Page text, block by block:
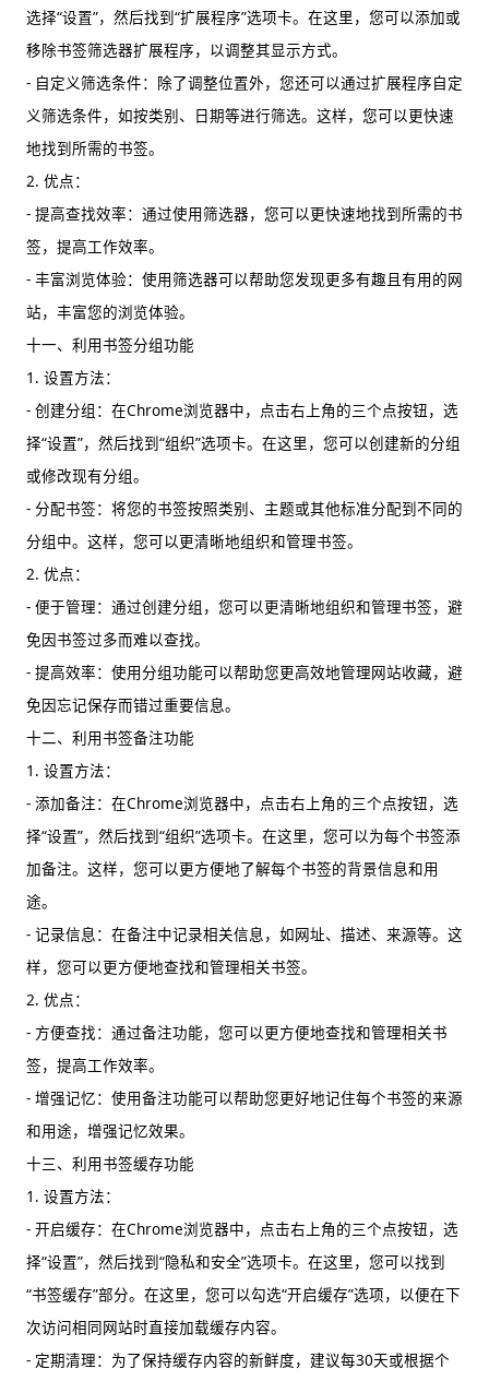
选择“设置”，然后找到“扩展程序”选项卡。在这里，您可以添加或
移除书签筛选器扩展程序，以调整其显示方式。
- 自定义筛选条件：除了调整位置外，您还可以通过扩展程序自定
义筛选条件，如按类别、日期等进行筛选。这样，您可以更快速
地找到所需的书签。
2. 优点：
- 提高查找效率：通过使用筛选器，您可以更快速地找到所需的书
签，提高工作效率。
- 丰富浏览体验：使用筛选器可以帮助您发现更多有趣且有用的网
站，丰富您的浏览体验。
十一、利用书签分组功能
1. 设置方法：
- 创建分组：在Chrome浏览器中，点击右上角的三个点按钮，选
择“设置”，然后找到“组织”选项卡。在这里，您可以创建新的分组
或修改现有分组。
- 分配书签：将您的书签按照类别、主题或其他标准分配到不同的
分组中。这样，您可以更清晰地组织和管理书签。
2. 优点：
- 便于管理：通过创建分组，您可以更清晰地组织和管理书签，避
免因书签过多而难以查找。
- 提高效率：使用分组功能可以帮助您更高效地管理网站收藏，避
免因忘记保存而错过重要信息。
十二、利用书签备注功能
1. 设置方法：
- 添加备注：在Chrome浏览器中，点击右上角的三个点按钮，选
择“设置”，然后找到“组织”选项卡。在这里，您可以为每个书签添
加备注。这样，您可以更方便地了解每个书签的背景信息和用
途。
- 记录信息：在备注中记录相关信息，如网址、描述、来源等。这
样，您可以更方便地查找和管理相关书签。
2. 优点：
- 方便查找：通过备注功能，您可以更方便地查找和管理相关书
签，提高工作效率。
- 增强记忆：使用备注功能可以帮助您更好地记住每个书签的来源
和用途，增强记忆效果。
十三、利用书签缓存功能
1. 设置方法：
- 开启缓存：在Chrome浏览器中，点击右上角的三个点按钮，选
择“设置”，然后找到“隐私和安全”选项卡。在这里，您可以找到
“书签缓存”部分。在这里，您可以勾选“开启缓存”选项，以便在下
次访问相同网站时直接加载缓存内容。
- 定期清理：为了保持缓存内容的新鲜度，建议每30天或根据个